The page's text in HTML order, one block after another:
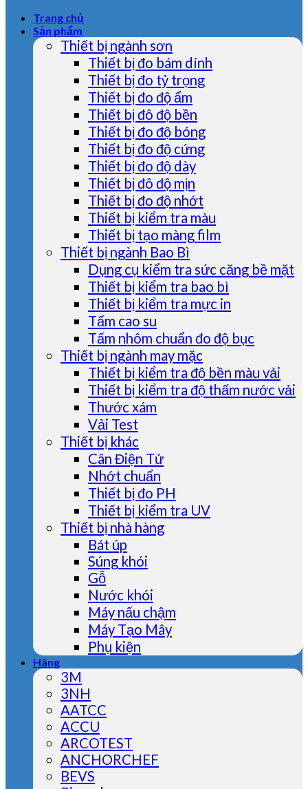
Trang chủ
Sản phẩm
Thiết bị ngành sơn
Thiết bị đo bám dính
Thiết bị đo tỷ trọng
Thiết bị đo độ ẩm
Thiết bị đô độ bền
Thiết bị đo độ bóng
Thiết bị đo độ cứng
Thiết bị đo độ dày
Thiết bị đô độ mịn
Thiết bị đo độ nhớt
Thiết bị kiểm tra màu
Thiết bị tạo màng film
Thiết bị ngành Bao Bì
Dụng cụ kiểm tra sức căng bề mặt
Thiết bị kiểm tra bao bì
Thiết bị kiểm tra mực in
Tấm cao su
Tấm nhôm chuẩn đo độ bục
Thiết bị ngành may mặc
Thiết bị kiểm tra độ bền màu vải
Thiết bị kiểm tra độ thấm nước vải
Thước xám
Vải Test
Thiết bị khác
Cân Điện Tử
Nhớt chuẩn
Thiết bị đo PH
Thiết bị kiểm tra UV
Thiết bị nhà hàng
Bát úp
Súng khói
Gỗ
Nước khói
Máy nấu chậm
Máy Tạo Mây
Phụ kiện
Hãng
3M
3NH
AATCC
ACCU
ARCOTEST
ANCHORCHEF
BEVS